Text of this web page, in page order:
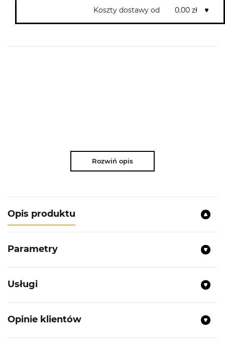
Koszty dostawy od 0.00 zł
Rozwiń opis
Opis produktu
Parametry
Usługi
Opinie klientów